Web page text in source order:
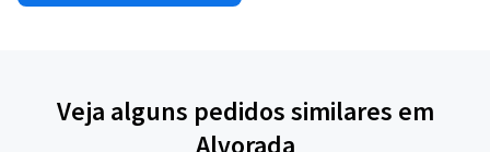
Veja alguns pedidos similares em
Alvorada